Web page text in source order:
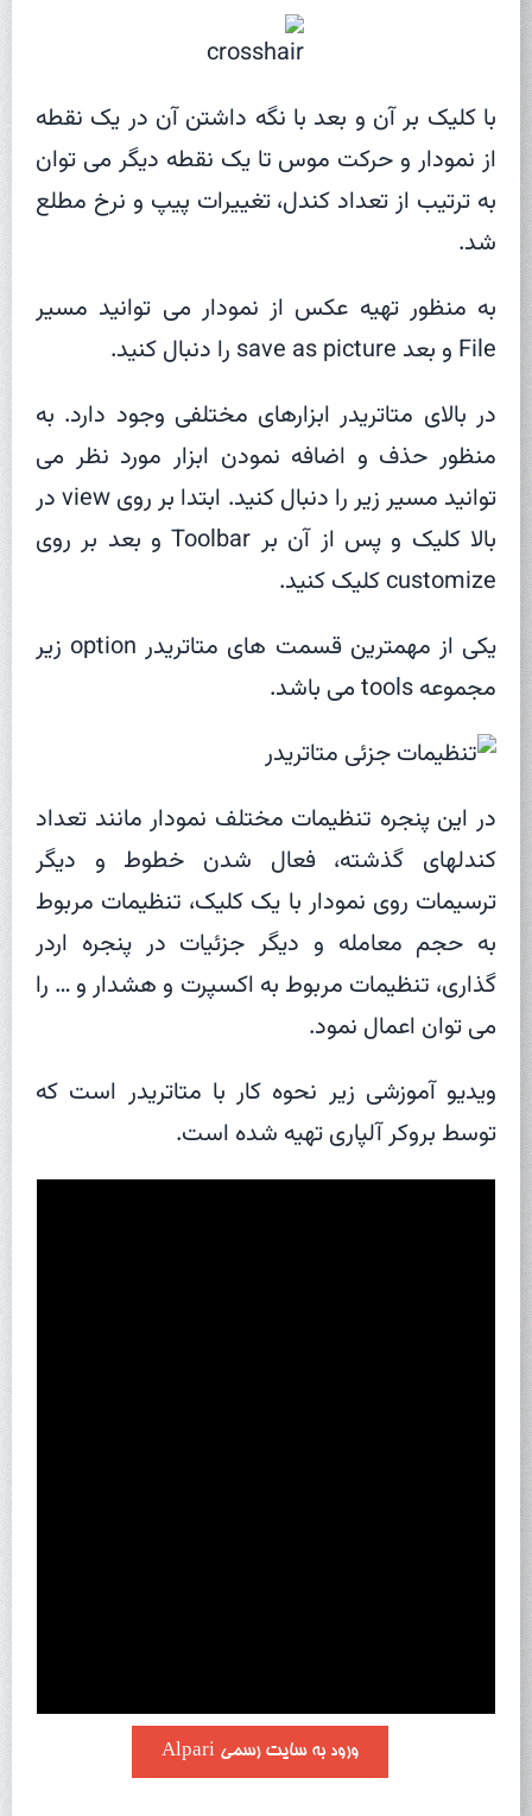
با کلیک بر آن و بعد با نگه داشتن آن در یک نقطه
از نمودار و حرکت موس تا یک نقطه دیگر می توان
به ترتیب از تعداد کندل، تغییرات پیپ و نرخ مطلع
شد.
به منظور تهیه عکس از نمودار می توانید مسیر
File و بعد save as picture را دنبال کنید.
در بالای متاتریدر ابزارهای مختلفی وجود دارد. به
منظور حذف و اضافه نمودن ابزار مورد نظر می
توانید مسیر زیر را دنبال کنید. ابتدا بر روی view در
بالا کلیک و پس از آن بر Toolbar و بعد بر روی
customize کلیک کنید.
یکی از مهمترین قسمت های متاتریدر option زیر
مجموعه tools می باشد.
در این پنجره تنظیمات مختلف نمودار مانند تعداد
کندلهای گذشته، فعال شدن خطوط و دیگر
ترسیمات روی نمودار با یک کلیک، تنظیمات مربوط
به حجم معامله و دیگر جزئیات در پنجره اردر
گذاری، تنظیمات مربوط به اکسپرت و هشدار و … را
می توان اعمال نمود.
ویدیو آموزشی زیر نحوه کار با متاتریدر است که
توسط بروکر آلپاری تهیه شده است.
ورود به سایت رسمی Alpari